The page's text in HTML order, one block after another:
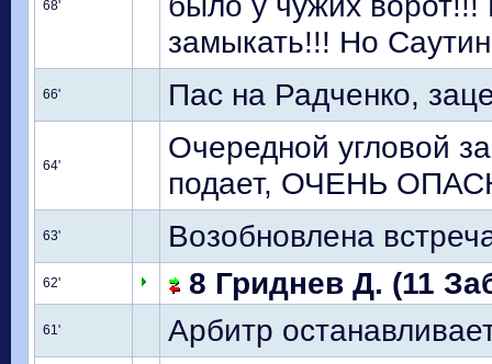
68'
замыкать!!! Но
66' Пас на Радченко,
64'
Очередной угловой
подает, ОЧЕНЬ
63' Возобновлена
62' 8 Гриднев Д. (11
61' Арбитр